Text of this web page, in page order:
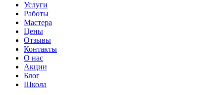
Услуги
Работы
Мастера
Цены
Отзывы
Контакты
О нас
Акции
Блог
Школа